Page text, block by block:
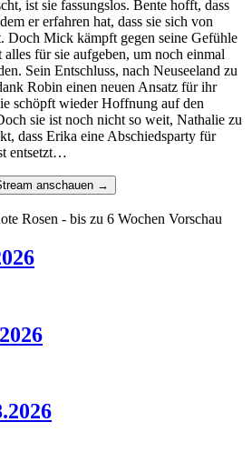
ist sie fassungslos. Bente hofft, dass
er erfahren hat, dass sie sich von
Doch Mick kämpft gegen seine Gefühle
für sie aufgeben, um noch einmal
Sein Entschluss, nach Neuseeland zu
Robin einen neuen Ansatz für ihr
schöpft wieder Hoffnung auf den
sie ist noch nicht so weit, Nathalie zu
dass Erika eine Abschiedsparty für
entsetzt…
anschauen →
Rosen - bis zu 6 Wochen Vorschau